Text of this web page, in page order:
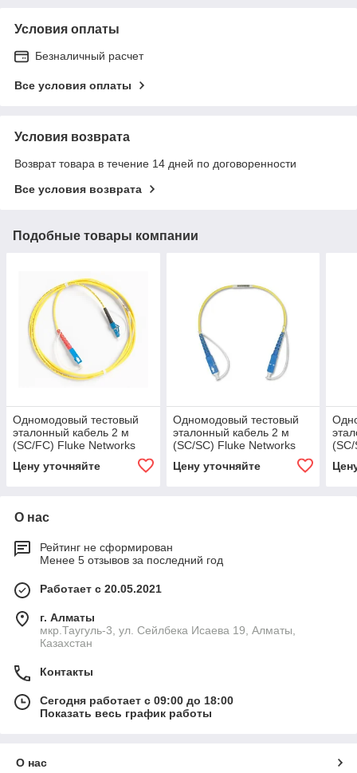
Условия оплаты
Безналичный расчет
Все условия оплаты
Условия возврата
Возврат товара в течение 14 дней по договоренности
Все условия возврата
Подобные товары компании
Одномодовый тестовый
эталонный кабель 2 м
(SC/FC) Fluke Networks
Цену уточняйте
Одномодовый тестовый
эталонный кабель 2 м
(SC/SC) Fluke Networks
Цену уточняйте
О нас
Рейтинг не сформирован
Менее 5 отзывов за последний год
Работает с 20.05.2021
г. Алматы
мкр.Таугуль-3, ул. Сейлбека Исаева 19, Алматы,
Казахстан
Контакты
Сегодня работает с 09:00 до 18:00
Показать весь график работы
О нас